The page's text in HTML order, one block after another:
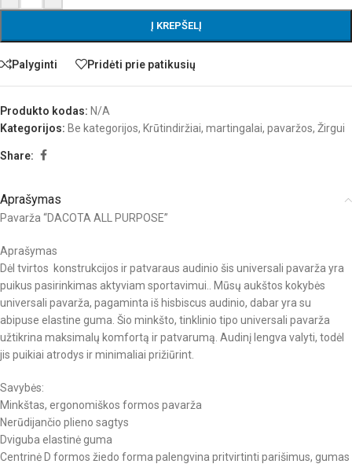
Į KREPŠELĮ
Palyginti Pridėti prie patikusių
Produkto kodas: N/A
Kategorijos: Be kategorijos, Krūtindiržiai, martingalai, pavaržos, Žirgui
Share:
Aprašymas
Pavarža “DACOTA ALL PURPOSE”
Aprašymas
Dėl tvirtos konstrukcijos ir patvaraus audinio šis universali pavarža yra
puikus pasirinkimas aktyviam sportavimui.. Mūsų aukštos kokybės
universali pavarža, pagaminta iš hisbiscus audinio, dabar yra su
abipuse elastine guma. Šio minkšto, tinklinio tipo universali pavarža
užtikrina maksimalų komfortą ir patvarumą. Audinį lengva valyti, todėl
jis puikiai atrodys ir minimaliai prižiūrint.
Savybės:
Minkštas, ergonomiškos formos pavarža
Nerūdijančio plieno sagtys
Dviguba elastinė guma
Centrinė D formos žiedo forma palengvina pritvirtinti parišimus, gumas